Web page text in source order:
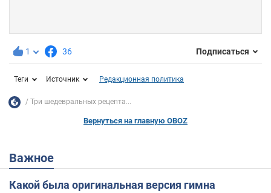
1 36 Подписаться
Теги Источник Редакционная политика
Три шедевральных рецепта...
Вернуться на главную OBOZ
Важное
Какой была оригинальная версия гимна